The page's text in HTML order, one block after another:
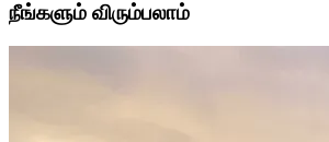
நீங்களும் விரும்பலாம்